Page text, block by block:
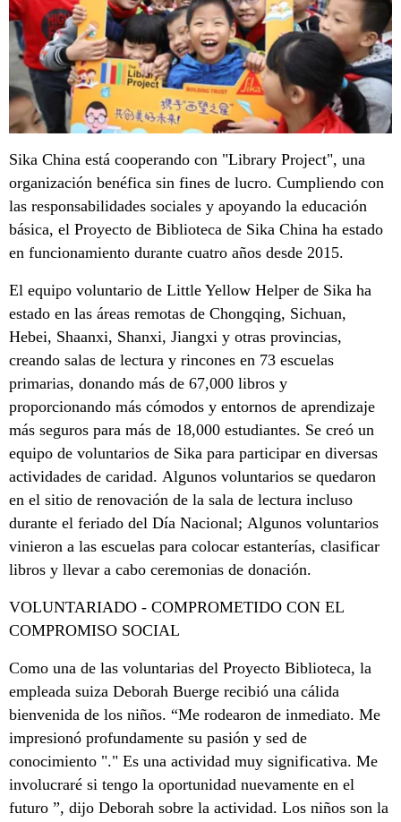
Sika China está cooperando con "Library Project", una
organización benéfica sin fines de lucro. Cumpliendo con
las responsabilidades sociales y apoyando la educación
básica, el Proyecto de Biblioteca de Sika China ha estado
en funcionamiento durante cuatro años desde 2015.
El equipo voluntario de Little Yellow Helper de Sika ha
estado en las áreas remotas de Chongqing, Sichuan,
Hebei, Shaanxi, Shanxi, Jiangxi y otras provincias,
creando salas de lectura y rincones en 73 escuelas
primarias, donando más de 67,000 libros y
proporcionando más cómodos y entornos de aprendizaje
más seguros para más de 18,000 estudiantes. Se creó un
equipo de voluntarios de Sika para participar en diversas
actividades de caridad. Algunos voluntarios se quedaron
en el sitio de renovación de la sala de lectura incluso
durante el feriado del Día Nacional; Algunos voluntarios
vinieron a las escuelas para colocar estanterías, clasificar
libros y llevar a cabo ceremonias de donación.
VOLUNTARIADO - COMPROMETIDO CON EL
COMPROMISO SOCIAL
Como una de las voluntarias del Proyecto Biblioteca, la
empleada suiza Deborah Buerge recibió una cálida
bienvenida de los niños. “Me rodearon de inmediato. Me
impresionó profundamente su pasión y sed de
conocimiento "." Es una actividad muy significativa. Me
involucraré si tengo la oportunidad nuevamente en el
futuro ”, dijo Deborah sobre la actividad. Los niños son la